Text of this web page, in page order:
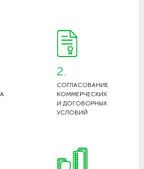
2.
СОГЛАСОВАНИЕ
КОММЕРЧЕСКИХ
И ДОГОВОРНЫХ
УСЛОВИЙ